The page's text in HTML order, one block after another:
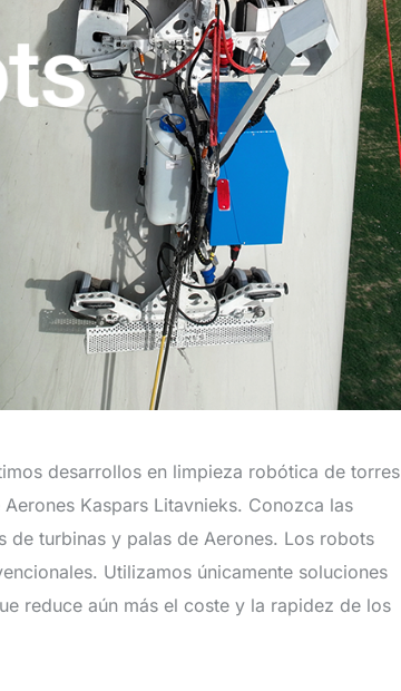
desarrollos en limpieza robótica de torres
Kaspars Litavnieks. Conozca las
turbinas y palas de Aerones. Los robots
Utilizamos únicamente soluciones
reduce aún más el coste y la rapidez de los